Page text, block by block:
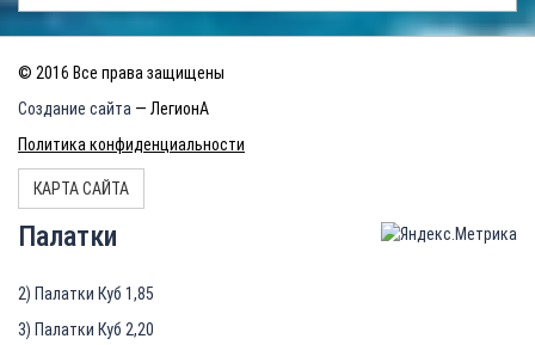
© 2016 Все права защищены
Создание сайта — ЛегионА
Политика конфиденциальности
КАРТА САЙТА
Палатки
2) Палатки Куб 1,85
3) Палатки Куб 2,20